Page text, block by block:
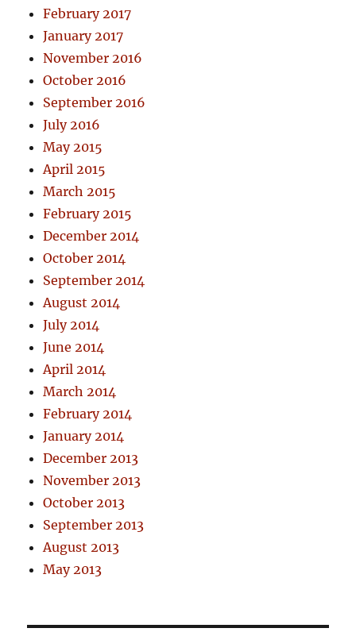
February 2017
January 2017
November 2016
October 2016
September 2016
July 2016
May 2015
April 2015
March 2015
February 2015
December 2014
October 2014
September 2014
August 2014
July 2014
June 2014
April 2014
March 2014
February 2014
January 2014
December 2013
November 2013
October 2013
September 2013
August 2013
May 2013